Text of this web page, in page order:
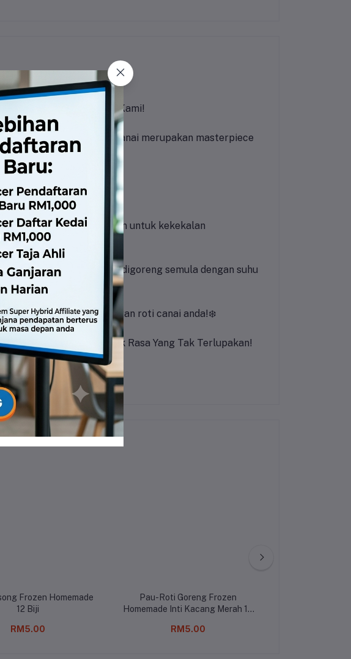
Tangan Terbaik dari Hati Kami!
kami, setiap keping roti canai merupakan masterpiece
lagi, insyaAllah!
lazat dan memuaskan.
menerima pesanan untuk kekekalan
dengan telur, kemudian digoreng semula dengan suhu
mengekalkan kesegaran roti canai anda!❄️
Pilihan Terbaik untuk Rasa Yang Tak Terlupakan!
Frozen Homemade
12 Biji
RM5.00
Pau-Roti Goreng Frozen
Homemade Inti Kacang Merah 10
RM5.00